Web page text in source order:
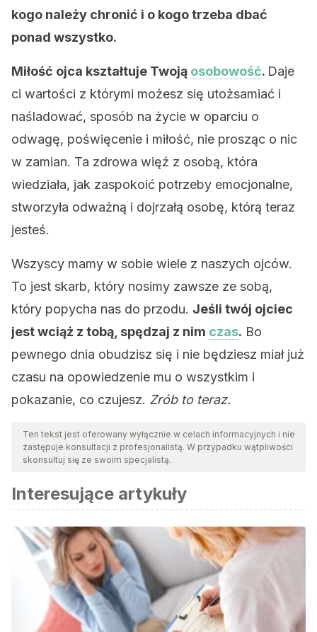
kogo należy chronić i o kogo trzeba dbać
ponad wszystko.
Miłość ojca kształtuje Twoją osobowość. Daje
ci wartości z którymi możesz się utożsamiać i
naśladować, sposób na życie w oparciu o
odwagę, poświęcenie i miłość, nie prosząc o nic
w zamian. Ta zdrowa więź z osobą, która
wiedziała, jak zaspokoić potrzeby emocjonalne,
stworzyła odważną i dojrzałą osobę, którą teraz
jesteś.
Wszyscy mamy w sobie wiele z naszych ojców.
To jest skarb, który nosimy zawsze ze sobą,
który popycha nas do przodu. Jeśli twój ojciec
jest wciąż z tobą, spędzaj z nim czas. Bo
pewnego dnia obudzisz się i nie będziesz miał już
czasu na opowiedzenie mu o wszystkim i
pokazanie, co czujesz. Zrób to teraz.
Ten tekst jest oferowany wyłącznie w celach informacyjnych i nie
zastępuje konsultacji z profesjonalistą. W przypadku wątpliwości
skonsultuj się ze swoim specjalistą.
Interesujące artykuły